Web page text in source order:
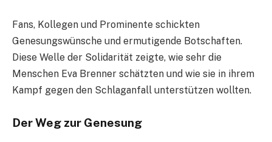
Fans, Kollegen und Prominente schickten
Genesungswünsche und ermutigende Botschaften.
Diese Welle der Solidarität zeigte, wie sehr die
Menschen Eva Brenner schätzten und wie sie in ihrem
Kampf gegen den Schlaganfall unterstützen wollten.
Der Weg zur Genesung